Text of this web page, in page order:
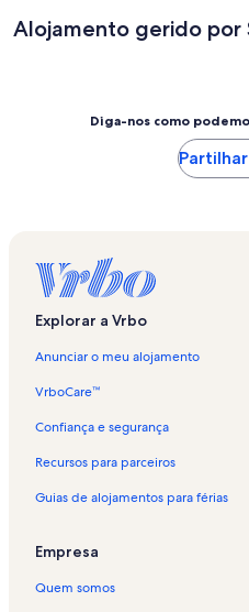
Alojamento gerido por
Diga-nos como
Explorar a Vrbo
Anunciar o meu alojamento
VrboCare™
Confiança e segurança
Recursos para parceiros
Guias de alojamentos para férias
Empresa
Quem somos